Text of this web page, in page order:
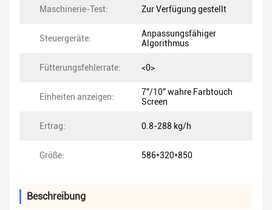
Maschinerie-Test: Zur Verfügung gestellt
Steuergeräte:
Anpassungsfähiger
Algorithmus
Fütterungsfehlerrate: <0>
Einheiten anzeigen:
7"/10" wahre Farbtouch
Screen
Ertrag: 0.8-288 kg/h
Größe: 586*320*850
Beschreibung